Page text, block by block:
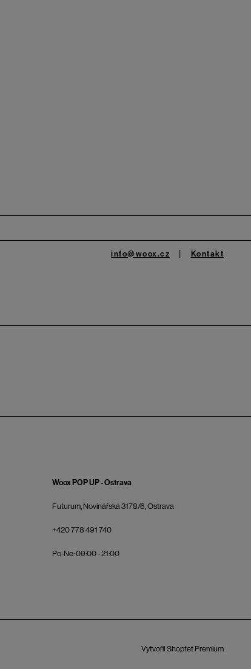
info@woox.cz Kontakt
Woox POP UP - Ostrava
Futurum, Novinářská 3178/6, Ostrava
+420 778 491 740
Po-Ne: 09:00 - 21:00
Vytvořil Shoptet Premium